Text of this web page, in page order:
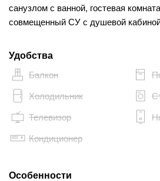
санузлом с ванной, гостевая
совмещенный СУ с душевой
Удобства
Балкон
Холодильник
Телевизор
Кондиционер
Особенности